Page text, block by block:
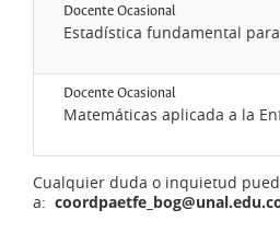
Docente Ocasional
Estadística fundamental
Docente Ocasional
Matemáticas aplicada a la
Cualquier duda o inquietud
a: